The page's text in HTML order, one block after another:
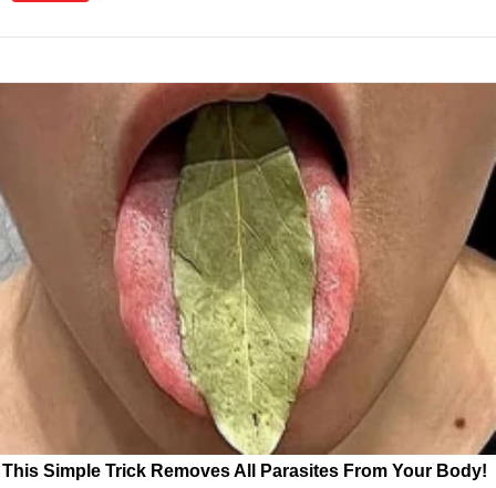
This Simple Trick Removes All Parasites From Your Body!